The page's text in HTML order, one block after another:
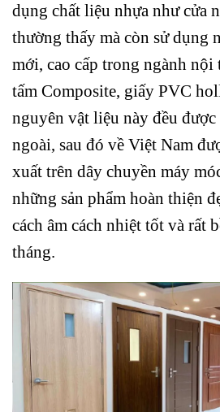
dụng chất liệu nhựa nhưcửa
thường thấy mà còn sử dụng
mới, cao cấp trong ngành nội
tấm Composite, giấy PVC
nguyên vật liệu này đều
ngoài, sau đó về Việt Nam
xuất trên dây chuyền máy
những sản phẩm hoàn thiện
cách âm cách nhiệt tốt và rất
tháng.